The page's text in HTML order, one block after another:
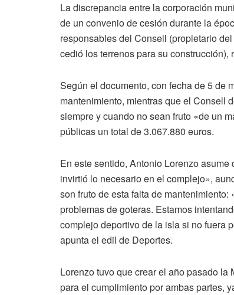
La discrepancia entre la corporación
de un convenio de cesión durante la
responsables del Consell (propietario
cedió los terrenos para su construcción),
Según el documento, con fecha de 5 de
mantenimiento, mientras que el Consell
siempre y cuando no sean fruto «de un
públicas un total de 3.067.880 euros.
En este sentido, Antonio Lorenzo
invirtió lo necesario en el complejo»,
son fruto de esta falta de
problemas de goteras. Estamos
complejo deportivo de la isla si no fuera
apunta el edil de Deportes.
Lorenzo tuvo que crear el año pasado
para el cumplimiento por ambas partes,